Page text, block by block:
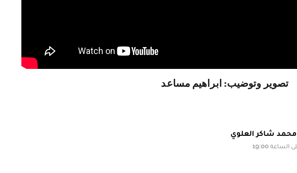
تصوير وتوضيب: ابراهيم مساعد
محمد شاكر العلوي